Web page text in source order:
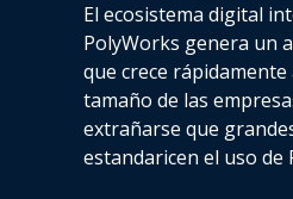
El ecosistema digital
PolyWorks genera un
que crece rápidamente
tamaño de las
extrañarse que
estandaricen el uso de